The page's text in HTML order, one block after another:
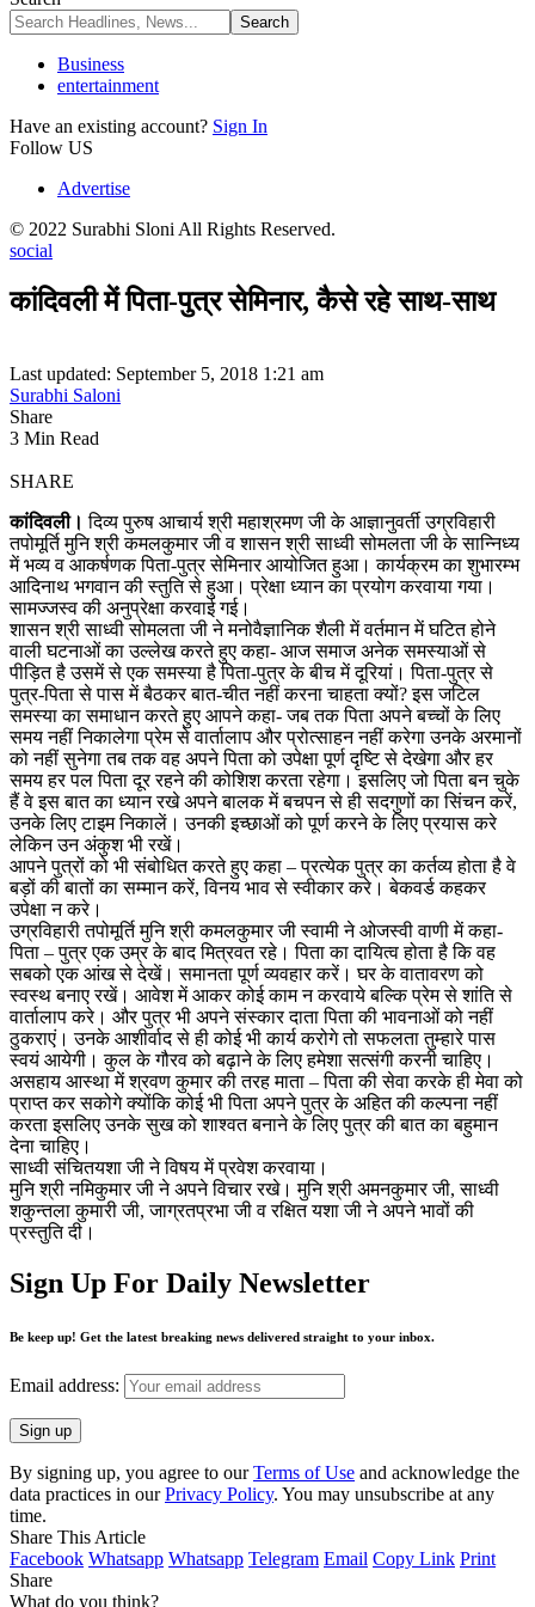
Business
entertainment
Have an existing account? Sign In
Follow US
Advertise
© 2022 Surabhi Sloni All Rights Reserved.
social
कांदिवली में पिता-पुत्र सेमिनार, कैसे रहे साथ-साथ
Last updated: September 5, 2018 1:21 am
Surabhi Saloni
Share
3 Min Read
SHARE
कांदिवली। दिव्य पुरुष आचार्य श्री महाश्रमण जी के आज्ञानुवर्ती उग्रविहारी
तपोमूर्ति मुनि श्री कमलकुमार जी व शासन श्री साध्वी सोमलता जी के सान्निध्य
में भव्य व आकर्षणक पिता-पुत्र सेमिनार आयोजित हुआ। कार्यक्रम का शुभारम्भ
आदिनाथ भगवान की स्तुति से हुआ। प्रेक्षा ध्यान का प्रयोग करवाया गया।
सामज्जस्व की अनुप्रेक्षा करवाई गई।
शासन श्री साध्वी सोमलता जी ने मनोवैज्ञानिक शैली में वर्तमान में घटित होने
वाली घटनाओं का उल्लेख करते हुए कहा- आज समाज अनेक समस्याओं से
पीड़ित है उसमें से एक समस्या है पिता-पुत्र के बीच में दूरियां। पिता-पुत्र से
पुत्र-पिता से पास में बैठकर बात-चीत नहीं करना चाहता क्यों? इस जटिल
समस्या का समाधान करते हुए आपने कहा- जब तक पिता अपने बच्चों के लिए
समय नहीं निकालेगा प्रेम से वार्तालाप और प्रोत्साहन नहीं करेगा उनके अरमानों
को नहीं सुनेगा तब तक वह अपने पिता को उपेक्षा पूर्ण दृष्टि से देखेगा और हर
समय हर पल पिता दूर रहने की कोशिश करता रहेगा। इसलिए जो पिता बन चुके
हैं वे इस बात का ध्यान रखे अपने बालक में बचपन से ही सदगुणों का सिंचन करें,
उनके लिए टाइम निकालें। उनकी इच्छाओं को पूर्ण करने के लिए प्रयास करे
लेकिन उन अंकुश भी रखें।
आपने पुत्रों को भी संबोधित करते हुए कहा – प्रत्येक पुत्र का कर्तव्य होता है वे
बड़ों की बातों का सम्मान करें, विनय भाव से स्वीकार करे। बेकवर्ड कहकर
उपेक्षा न करे।
उग्रविहारी तपोमूर्ति मुनि श्री कमलकुमार जी स्वामी ने ओजस्वी वाणी में कहा-
पिता – पुत्र एक उम्र के बाद मित्रवत रहे। पिता का दायित्व होता है कि वह
सबको एक आंख से देखें। समानता पूर्ण व्यवहार करें। घर के वातावरण को
स्वस्थ बनाए रखें। आवेश में आकर कोई काम न करवाये बल्कि प्रेम से शांति से
वार्तालाप करे। और पुत्र भी अपने संस्कार दाता पिता की भावनाओं को नहीं
ठुकराएं। उनके आशीर्वाद से ही कोई भी कार्य करोगे तो सफलता तुम्हारे पास
स्वयं आयेगी। कुल के गौरव को बढ़ाने के लिए हमेशा सत्संगी करनी चाहिए।
असहाय आस्था में श्रवण कुमार की तरह माता – पिता की सेवा करके ही मेवा को
प्राप्त कर सकोगे क्योंकि कोई भी पिता अपने पुत्र के अहित की कल्पना नहीं
करता इसलिए उनके सुख को शाश्वत बनाने के लिए पुत्र की बात का बहुमान
देना चाहिए।
साध्वी संचितयशा जी ने विषय में प्रवेश करवाया।
मुनि श्री नमिकुमार जी ने अपने विचार रखे। मुनि श्री अमनकुमार जी, साध्वी
शकुन्तला कुमारी जी, जाग्रतप्रभा जी व रक्षित यशा जी ने अपने भावों की
प्रस्तुति दी।
Sign Up For Daily Newsletter
Be keep up! Get the latest breaking news delivered straight to your inbox.
Email address:
By signing up, you agree to ourTerms of Use and acknowledge the
data practices in ourPrivacy Policy. You may unsubscribe at any
time.
Share This Article
Facebook Whatsapp Whatsapp Telegram Email Copy Link Print
Share
What do you think?